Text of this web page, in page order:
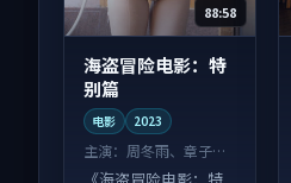
88:58
海盗冒险电影：特
别篇
电影 2023
主演： 周冬雨、章子怡
等